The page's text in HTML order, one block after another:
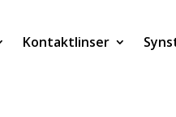
Kontaktlinser